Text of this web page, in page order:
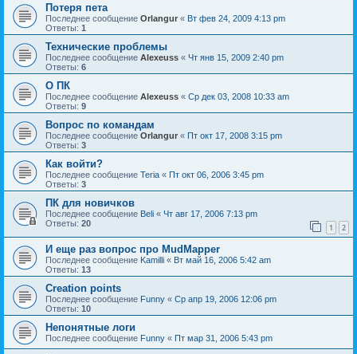
Потеря пета
Последнее сообщение Orlangur « Вт фев 24, 2009 4:13 pm
Ответы: 1
Технические проблемы
Последнее сообщение Alexeuss « Чт янв 15, 2009 2:40 pm
Ответы: 6
О ПК
Последнее сообщение Alexeuss « Ср дек 03, 2008 10:33 am
Ответы: 9
Вопрос по командам
Последнее сообщение Orlangur « Пт окт 17, 2008 3:15 pm
Ответы: 3
Как войти?
Последнее сообщение Teria « Пт окт 06, 2006 3:45 pm
Ответы: 3
ПК для новичков
Последнее сообщение Beli « Чт авг 17, 2006 7:13 pm
Ответы: 20 1 2
И еще раз вопрос про MudMapper
Последнее сообщение Kamilli « Вт май 16, 2006 5:42 am
Ответы: 13
Creation points
Последнее сообщение Funny « Ср апр 19, 2006 12:06 pm
Ответы: 10
Непонятные логи
Последнее сообщение Funny « Пт мар 31, 2006 5:43 pm